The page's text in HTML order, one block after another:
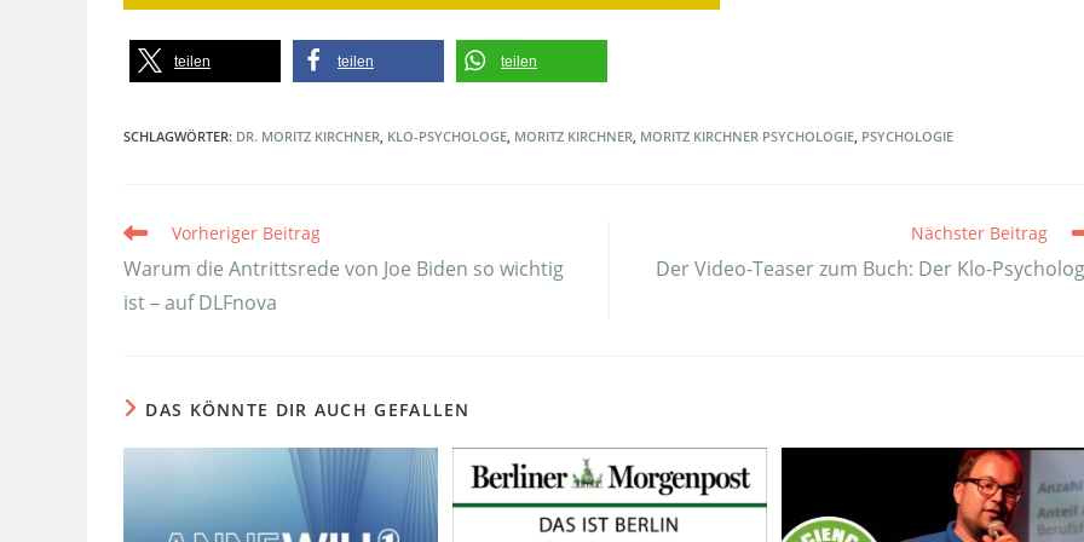
teilen teilen teilen
SCHLAGWÖRTER: DR. MORITZ KIRCHNER, KLO-PSYCHOLOGE, MORITZ KIRCHNER, MORITZ KIRCHNER PSYCHOLOGIE, PSYCHOLOGIE
Weitere
Artikel
ansehen
Vorheriger Beitrag
Warum die Antrittsrede von Joe Biden so wichtig
ist – auf DLFnova
Nächster Beitrag
Der Video-Teaser zum Buch: Der Klo-
DAS KÖNNTE DIR AUCH GEFALLEN